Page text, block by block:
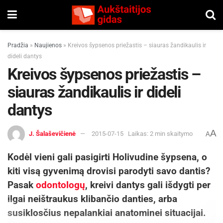
Pradžia » Naujienos » Kreivos šypsenos priežastis – siauras žandikaulis ir
dideli dantys
Kreivos šypsenos priežastis –
siauras žandikaulis ir dideli
dantys
J. Šalaševičienė 2015-07-15 Laikas: 2 min skaitymo AA
Kodėl vieni gali pasigirti Holivudine šypsena, o
kiti visą gyvenimą drovisi parodyti savo dantis?
Pasak odontologų, kreivi dantys gali išdygti per
ilgai neištraukus klibančio danties, arba
susiklosčius nepalankiai anatominei situacijai.